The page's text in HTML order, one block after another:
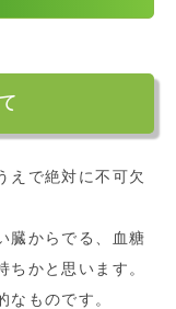
えで絶対に不可欠
臓からでる、血糖
かと思います。
なものです。